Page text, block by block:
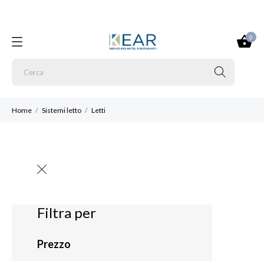
0
Home Sistemi letto Letti
Filtra per
Prezzo